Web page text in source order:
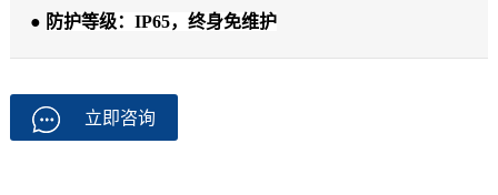
● 防护等级：IP65，终身免维护
立即咨询